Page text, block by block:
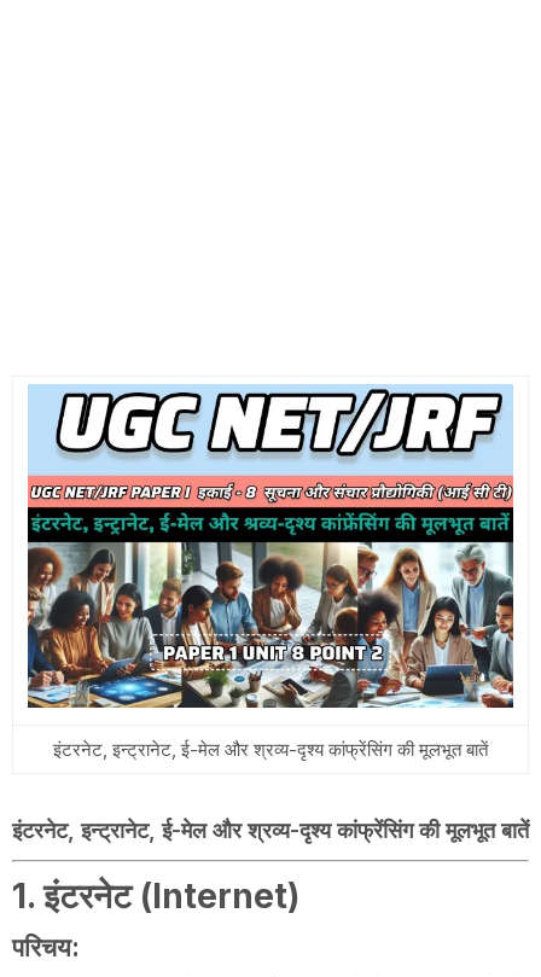
इंटरनेट, इन्ट्रानेट, ई-मेल और श्रव्य-दृश्य कांफ्रेंसिंग की मूलभूत बातें
इंटरनेट, इन्ट्रानेट, ई-मेल और श्रव्य-दृश्य कांफ्रेंसिंग की मूलभूत बातें
1. इंटरनेट (Internet)
परिचय: